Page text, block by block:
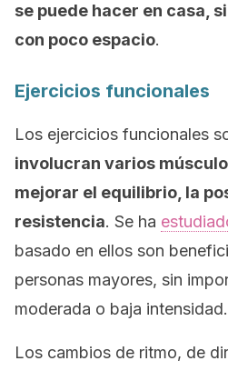
se puede hacer en casa,
con poco espacio.
Ejercicios funcionales
Los ejercicios funcionales
involucran varios
mejorar el equilibrio, la
resistencia. Se ha
basado en ellos son
personas mayores, sin
moderada o baja intensidad.
Los cambios de ritmo, de